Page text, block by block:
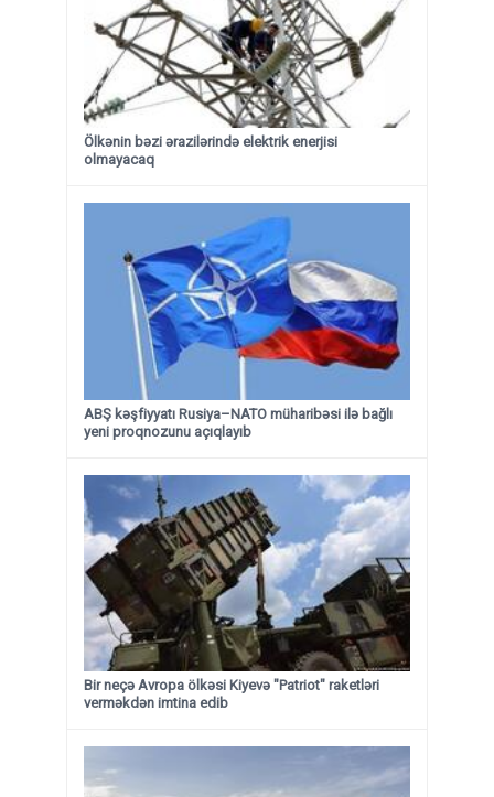
Ölkənin bəzi ərazilərində elektrik enerjisi
olmayacaq
ABŞ kəşfiyyatı Rusiya–NATO müharibəsi ilə bağlı
yeni proqnozunu açıqlayıb
Bir neçə Avropa ölkəsi Kiyevə "Patriot" raketləri
verməkdən imtina edib